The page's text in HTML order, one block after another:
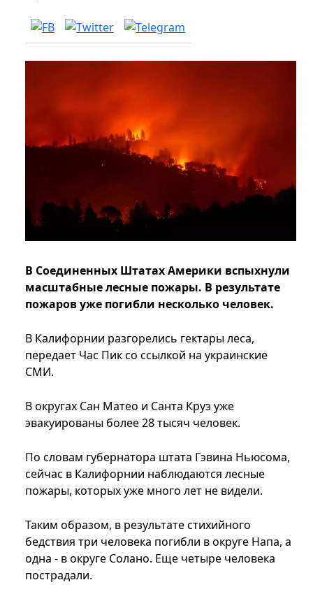
В Соединенных Штатах Америки вспыхнули
масштабные лесные пожары. В результате
пожаров уже погибли несколько человек.
В Калифорнии разгорелись гектары леса,
передает Час Пик со ссылкой на украинские
СМИ.
В округах Сан Матео и Санта Круз уже
эвакуированы более 28 тысяч человек.
По словам губернатора штата Гэвина Ньюсома,
сейчас в Калифорнии наблюдаются лесные
пожары, которых уже много лет не видели.
Таким образом, в результате стихийного
бедствия три человека погибли в округе Напа, а
одна - в округе Солано. Еще четыре человека
пострадали.